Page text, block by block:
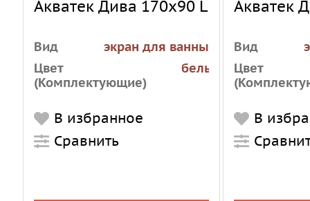
Акватек Дива 170х90 L
Вид
экран для ванны
Цвет
(Комплектующие)
белый
В избранное
Сравнить
Акватек
Вид
Цвет
В